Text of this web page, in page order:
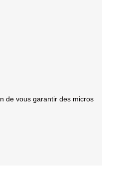
de vous garantir des micros